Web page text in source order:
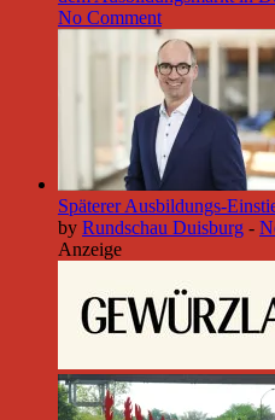
No Comment
Späterer Ausbildungs-
by Rundschau Duisburg -
Anzeige